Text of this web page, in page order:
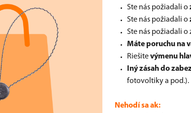
Ste nás požiadali o
Ste nás požiadali o
Ste nás požiadali
Máte poruchu na
Riešitevýmenu
Iný zásah do
fotovoltiky a pod.).
Nehodí sa ak: